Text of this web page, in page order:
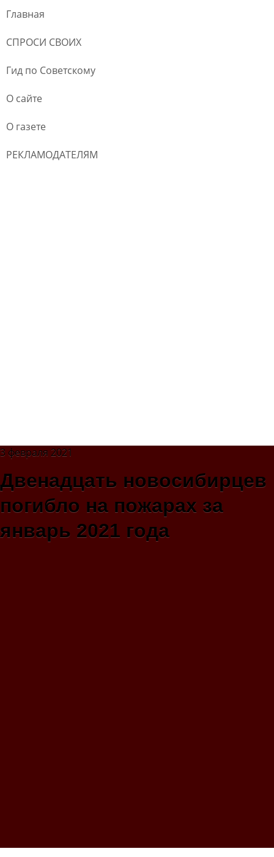
Главная
СПРОСИ СВОИХ
Гид по Советскому
О сайте
О газете
РЕКЛАМОДАТЕЛЯМ
3 февраля 2021
Двенадцать новосибирцев
погибло на пожарах за
январь 2021 года